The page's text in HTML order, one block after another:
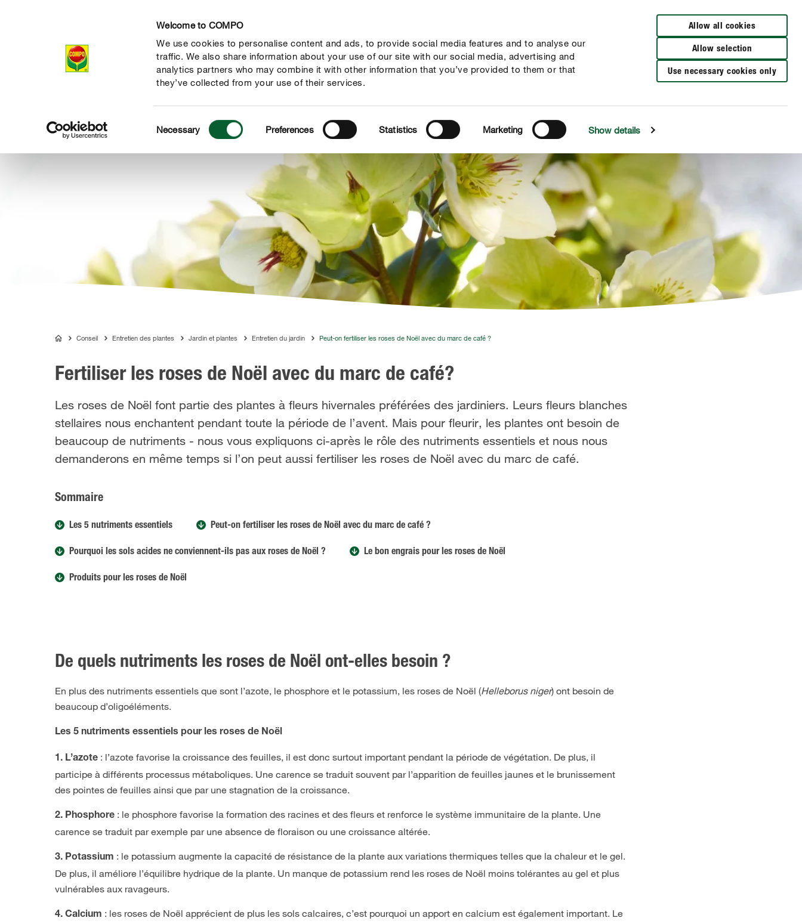
Welcome to COMPO
We use cookies to personalise content and ads, to provide social media features and to analyse our
traffic. We also share information about your use of our site with our social media, advertising and
analytics partners who may combine it with other information that you’ve provided to them or that
they’ve collected from your use of their services.
Selection
Necessary Preferences Statistics Marketing Show details
Allow all cookies
Allow selection
Use necessary cookies only
Distributeurs à proximité
Produits Conseil Thèmes Service Qui sommes-nous?
COMPOConseil Entretien des plantes Jardin et plantes Entretien du jardin Peut-on fertiliser les roses de Noël avec du marc de café ?
Fertiliser les roses de Noël avec du marc de café?
Les roses de Noël font partie des plantes à fleurs hivernales préférées des jardiniers. Leurs fleurs blanches
stellaires nous enchantent pendant toute la période de l’avent. Mais pour fleurir, les plantes ont besoin de
beaucoup de nutriments - nous vous expliquons ci-après le rôle des nutriments essentiels et nous nous
demanderons en même temps si l’on peut aussi fertiliser les roses de Noël avec du marc de café.
Sommaire
Les 5 nutriments essentiels Peut-on fertiliser les roses de Noël avec du marc de café ?
Pourquoi les sols acides ne conviennent-ils pas aux roses de Noël ? Le bon engrais pour les roses de Noël
Produits pour les roses de Noël
De quels nutriments les roses de Noël ont-elles besoin ?
En plus des nutriments essentiels que sont l’azote, le phosphore et le potassium, les roses de Noël (Helleborus niger) ont besoin de
beaucoup d’oligoéléments.
Les 5 nutriments essentiels pour les roses de Noël
1. L’azote : l’azote favorise la croissance des feuilles, il est donc surtout important pendant la période de végétation. De plus, il
participe à différents processus métaboliques. Une carence se traduit souvent par l’apparition de feuilles jaunes et le brunissement
des pointes de feuilles ainsi que par une stagnation de la croissance.
2. Phosphore : le phosphore favorise la formation des racines et des fleurs et renforce le système immunitaire de la plante. Une
carence se traduit par exemple par une absence de floraison ou une croissance altérée.
3. Potassium : le potassium augmente la capacité de résistance de la plante aux variations thermiques telles que la chaleur et le gel.
De plus, il améliore l’équilibre hydrique de la plante. Un manque de potassium rend les roses de Noël moins tolérantes au gel et plus
vulnérables aux ravageurs.
4. Calcium : les roses de Noël apprécient de plus les sols calcaires, c’est pourquoi un apport en calcium est également important. Le